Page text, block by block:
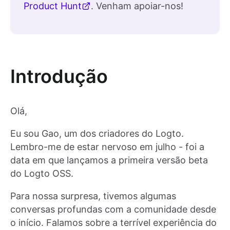
Product Hunt
. Venham apoiar-nos!
Introdução
Olá,
Eu sou Gao, um dos criadores do Logto.
Lembro-me de estar nervoso em julho - foi a
data em que lançamos a primeira versão beta
do Logto OSS.
Para nossa surpresa, tivemos algumas
conversas profundas com a comunidade desde
o início. Falamos sobre a terrível experiência do